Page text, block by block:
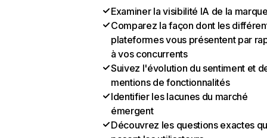
Examiner la visibilité IA de la
Comparez la façon dont les
plateformes vous présentent par
à vos concurrents
Suivez l'évolution du sentiment et
mentions de fonctionnalités
Identifier les lacunes du marché
émergent
Découvrez les questions exactes